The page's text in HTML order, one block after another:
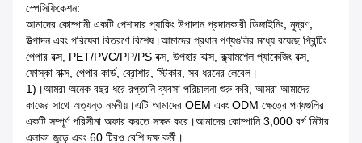
স্পেসিফিকেশন:
আমাদের কোম্পানী একটি পেশাদার প্যাকিং উপাদান প্রদানকারী ডিজাইনিং, মুদ্রণ,
উত্পাদন এবং পরিষেবা বিতরণে বিশেষ।আমাদের প্রধান পণ্যগুলির মধ্যে রয়েছে প্রিন্টিং
পেপার বক্স, PET/PVC/PP/PS বক্স, উপহার বাক্স, ক্ল্যামশেল প্যাকেজিং বক্স,
ফোস্কা বাক্স, পেপার কার্ড, ব্রোশার, স্টিকার, সব ধরনের লেবেল।
1)।আমরা অনেক বছর ধরে রপ্তানি ব্যবসা পরিচালনা শুরু করি, আমরা আমাদের
কাজের সাথে অত্যন্ত নমনীয়।এটি আমাদের OEM এবং ODM ক্ষেত্রে পণ্যগুলির
একটি সম্পূর্ণ পরিসীমা অফার করতে সক্ষম করে।আমাদের কোম্পানি 3,000 বর্গ মিটার
এলাকা জুড়ে এবং 60 টিরও বেশি দক্ষ কর্মী।